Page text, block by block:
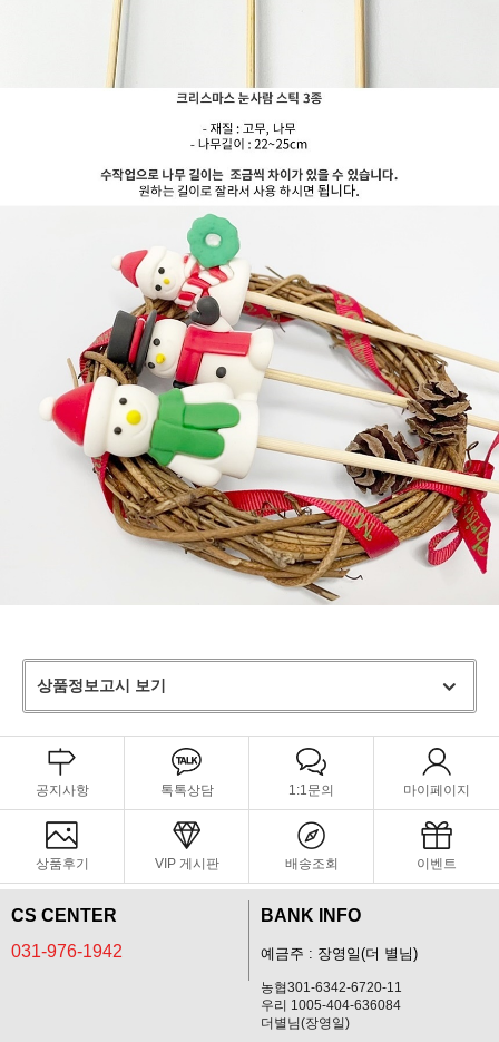
상품정보고시 보기
공지사항 톡톡상담 1:1문의 마이페이지
상품후기 VIP 게시판 배송조회 이벤트
CS CENTER
031-976-1942
BANK INFO
예금주 : 장영일(더 별님)
농협301-6342-6720-11
우리 1005-404-636084
더별님(장영일)